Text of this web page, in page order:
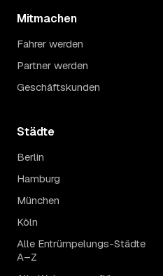
Mitmachen
Fahrer werden
Partner werden
Geschäftskunden
Städte
Berlin
Hamburg
München
Köln
Alle Entrümpelungs-Städte
A–Z